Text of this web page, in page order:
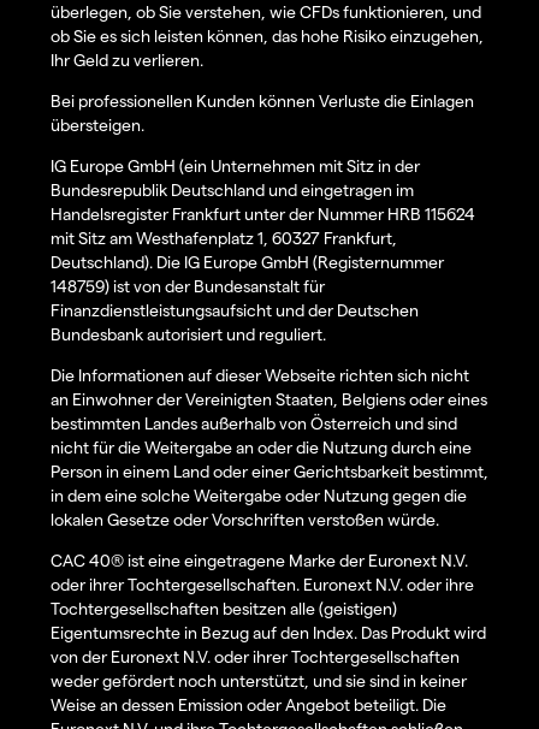
überlegen, ob Sie verstehen, wie CFDs funktionieren, und
ob Sie es sich leisten können, das hohe Risiko einzugehen,
Ihr Geld zu verlieren.
Bei professionellen Kunden können Verluste die Einlagen
übersteigen.
IG Europe GmbH (ein Unternehmen mit Sitz in der
Bundesrepublik Deutschland und eingetragen im
Handelsregister Frankfurt unter der Nummer HRB 115624
mit Sitz am Westhafenplatz 1, 60327 Frankfurt,
Deutschland). Die IG Europe GmbH (Registernummer
148759) ist von der Bundesanstalt für
Finanzdienstleistungsaufsicht und der Deutschen
Bundesbank autorisiert und reguliert.
Die Informationen auf dieser Webseite richten sich nicht
an Einwohner der Vereinigten Staaten, Belgiens oder eines
bestimmten Landes außerhalb von Österreich und sind
nicht für die Weitergabe an oder die Nutzung durch eine
Person in einem Land oder einer Gerichtsbarkeit bestimmt,
in dem eine solche Weitergabe oder Nutzung gegen die
lokalen Gesetze oder Vorschriften verstoßen würde.
CAC 40® ist eine eingetragene Marke der Euronext N.V.
oder ihrer Tochtergesellschaften. Euronext N.V. oder ihre
Tochtergesellschaften besitzen alle (geistigen)
Eigentumsrechte in Bezug auf den Index. Das Produkt wird
von der Euronext N.V. oder ihrer Tochtergesellschaften
weder gefördert noch unterstützt, und sie sind in keiner
Weise an dessen Emission oder Angebot beteiligt. Die